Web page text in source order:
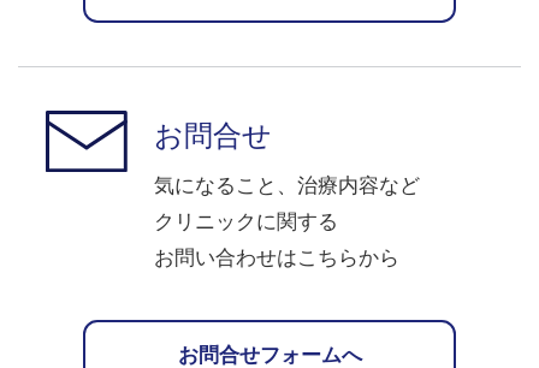
お問合せ
気になること、治療内容など
クリニックに関する
お問い合わせはこちらから
お問合せフォームへ